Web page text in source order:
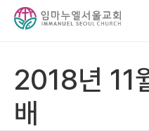
2018년 11
배